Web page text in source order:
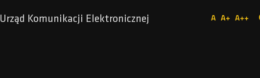
Urząd Komunikacji Elektronicznej A A+ A++